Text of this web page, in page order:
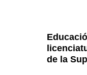
de la